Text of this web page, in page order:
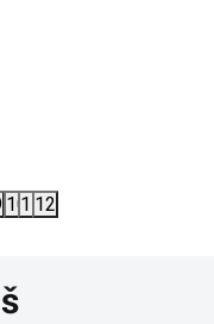
101112